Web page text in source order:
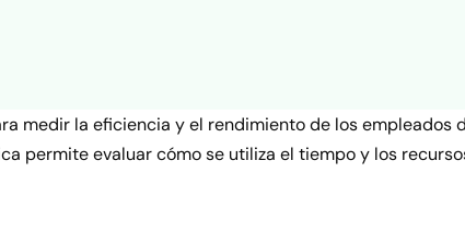
medir la eficiencia y el rendimiento de los empleados
permite evaluar cómo se utiliza el tiempo y los